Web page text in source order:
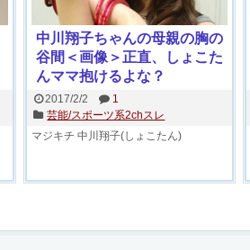
中川翔子ちゃんの母親の胸の
谷間＜画像＞正直、しょこた
んママ抱けるよな？
2017/2/2
1
芸能/スポーツ系2chスレ
マジキチ 中川翔子(しょこたん)